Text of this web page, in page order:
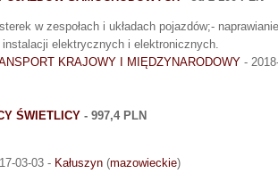
w zespołach i układach pojazdów;-
instalacji elektrycznych i elektronicznych.
KRAJOWY I MIĘDZYNARODOWY -
ŚWIETLICY - 997,4 PLN
03-03 - Kałuszyn (mazowieckie)